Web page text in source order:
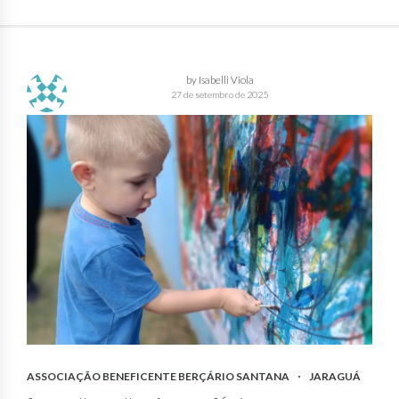
by Isabelli Viola
27 de setembro de 2025
ASSOCIAÇÃO BENEFICENTE BERÇÁRIO SANTANA JARAGUÁ